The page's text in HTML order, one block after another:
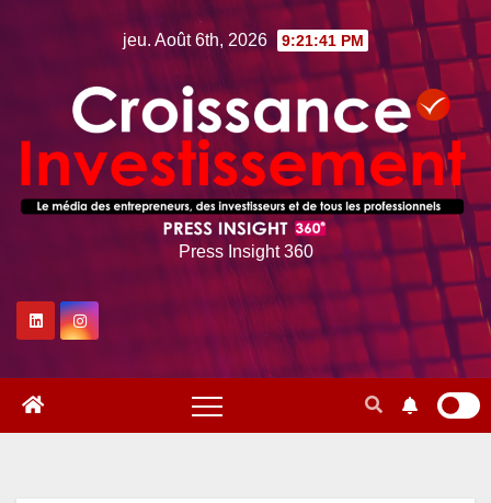
jeu. Août 6th, 2026 9:21:42 PM
Press Insight 360